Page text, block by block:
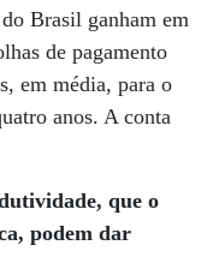
Brasil ganham em
de pagamento
em média, para o
anos. A conta
que o
podem dar